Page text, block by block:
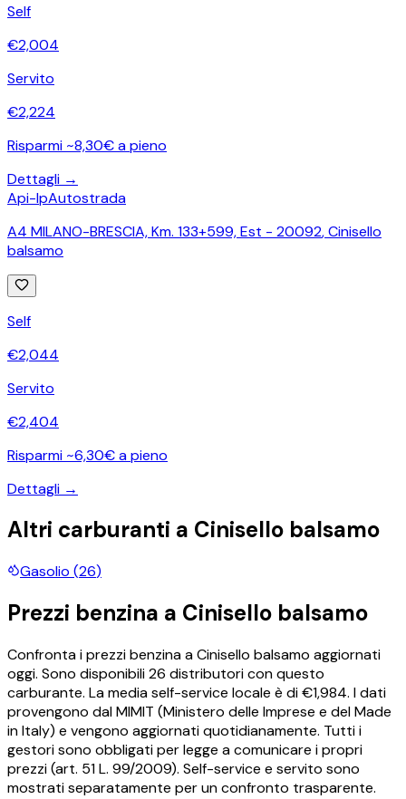
Self
€2,004
Servito
€2,224
Risparmi ~8,30€ a pieno
Dettagli →
Api-IpAutostrada
A4 MILANO-BRESCIA, Km. 133+599, Est - 20092,Cinisello
balsamo
Self
€2,044
Servito
€2,404
Risparmi ~6,30€ a pieno
Dettagli →
Altri carburanti a Cinisello balsamo
Gasolio (26)
Prezzi benzina a Cinisello balsamo
Confronta i prezzibenzinaaCinisello balsamo aggiornati
oggi. Sono disponibili26 distributori con questo
carburante. La media self-service locale è di €1,984. I dati
provengono dal MIMIT (Ministero delle Imprese e del Made
in Italy) e vengono aggiornati quotidianamente. Tutti i
gestori sono obbligati per legge a comunicare i propri
prezzi (art. 51 L. 99/2009). Self-service e servito sono
mostrati separatamente per un confronto trasparente.